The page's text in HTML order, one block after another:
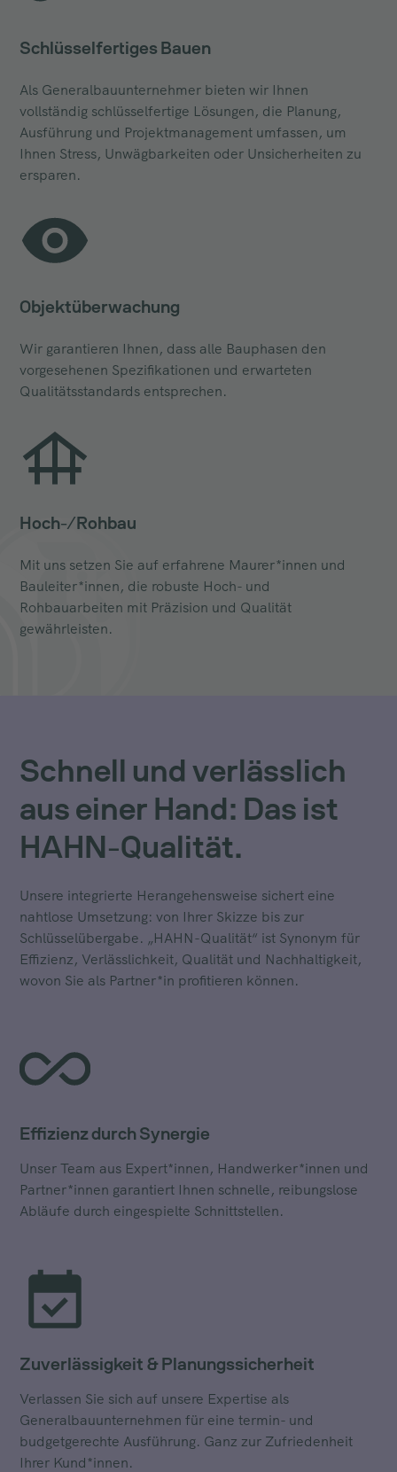
Schlüsselfertiges Bauen
Als Generalbauunternehmer bieten wir Ihnen
vollständig schlüsselfertige Lösungen, die Planung,
Ausführung und Projektmanagement umfassen, um
Ihnen Stress, Unwägbarkeiten oder Unsicherheiten zu
ersparen.
Objektüberwachung
Wir garantieren Ihnen, dass alle Bauphasen den
vorgesehenen Spezifikationen und erwarteten
Qualitätsstandards entsprechen.
Hoch-/Rohbau
Mit uns setzen Sie auf erfahrene Maurer*innen und
Bauleiter*innen, die robuste Hoch- und
Rohbauarbeiten mit Präzision und Qualität
gewährleisten.
Schnell und verlässlich
aus einer Hand: Das ist
HAHN-Qualität.
Unsere integrierte Herangehensweise sichert eine
nahtlose Umsetzung: von Ihrer Skizze bis zur
Schlüsselübergabe. „HAHN-Qualität“ ist Synonym für
Effizienz, Verlässlichkeit, Qualität und Nachhaltigkeit,
wovon Sie als Partner*in profitieren können.
Effizienz durch Synergie
Unser Team aus Expert*innen, Handwerker*innen und
Partner*innen garantiert Ihnen schnelle, reibungslose
Abläufe durch eingespielte Schnittstellen.
Zuverlässigkeit & Planungssicherheit
Verlassen Sie sich auf unsere Expertise als
Generalbauunternehmen für eine termin- und
budgetgerechte Ausführung. Ganz zur Zufriedenheit
Ihrer Kund*innen.